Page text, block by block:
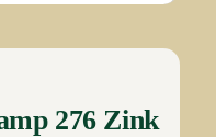
276 Zink